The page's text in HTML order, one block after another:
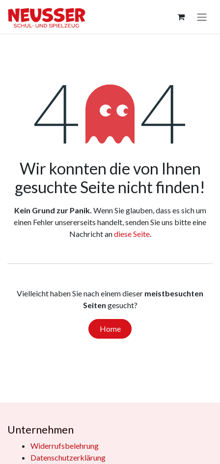
Fehler 404
Wir konnten die von Ihnen
gesuchte Seite nicht finden!
Kein Grund zur Panik. Wenn Sie glauben, dass es sich um
einen Fehler unsererseits handelt, senden Sie uns bitte eine
Nachricht andiese Seite.
Vielleicht haben Sie nach einem dieser meistbesuchten
Seiten gesucht?
Home
Unternehmen
Widerrufsbelehrung
Datenschutzerklärung